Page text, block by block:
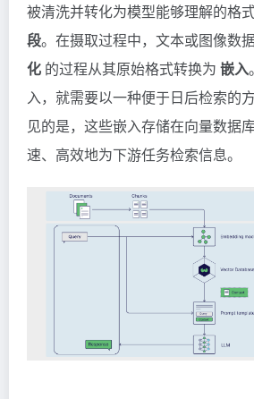
被清洗并转化为模型能够理解的格
段。在摄取过程中，文本或图像数
化 的过程从其原始格式转换为 嵌入
入，就需要以一种便于日后检索的
见的是，这些嵌入存储在向量数据
速、高效地为下游任务检索信息。